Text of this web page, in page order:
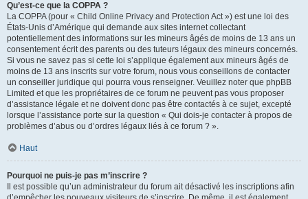
Qu’est-ce que la COPPA ?
La COPPA (pour « Child Online Privacy and Protection Act ») est une loi des
États-Unis d’Amérique qui demande aux sites internet collectant
potentiellement des informations sur les mineurs âgés de moins de 13 ans un
consentement écrit des parents ou des tuteurs légaux des mineurs concernés.
Si vous ne savez pas si cette loi s’applique également aux mineurs âgés de
moins de 13 ans inscrits sur votre forum, nous vous conseillons de contacter
un conseiller juridique qui pourra vous renseigner. Veuillez noter que phpBB
Limited et que les propriétaires de ce forum ne peuvent pas vous proposer
d’assistance légale et ne doivent donc pas être contactés à ce sujet, excepté
lorsque l’assistance porte sur la question « Qui dois-je contacter à propos de
problèmes d’abus ou d’ordres légaux liés à ce forum ? ».
Haut
Pourquoi ne puis-je pas m’inscrire ?
Il est possible qu’un administrateur du forum ait désactivé les inscriptions afin